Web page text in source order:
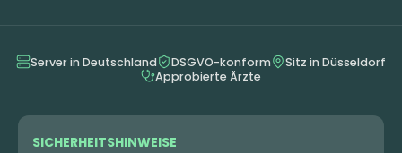
Server in Deutschland DSGVO-konform
Sitz in Düsseldorf
Approbierte Ärzte
SICHERHEITSHINWEISE